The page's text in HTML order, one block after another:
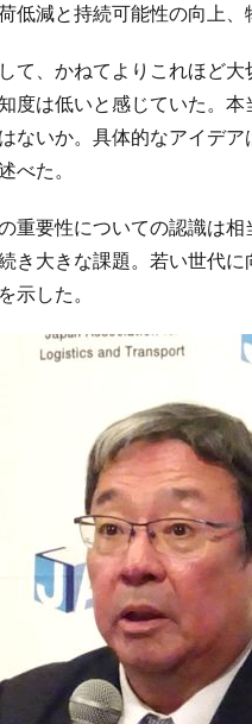
低減と持続可能性の向上、
て、かねてよりこれほど
度は低いと感じていた。
ないか。具体的なアイデ
べた。
重要性についての認識は
き大きな課題。若い世代
示した。